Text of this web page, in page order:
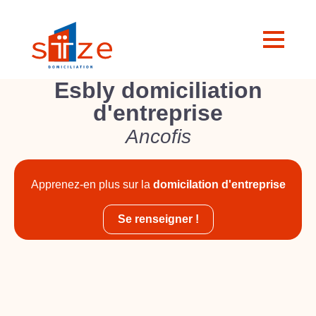
Esbly domiciliation
d'entreprise
Ancofis
Apprenez-en plus sur la domicilation d'entreprise
Se renseigner !